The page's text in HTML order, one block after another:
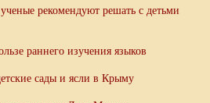
рекомендуют решать с детьми
раннего изучения языков
сады и ясли в Крыму